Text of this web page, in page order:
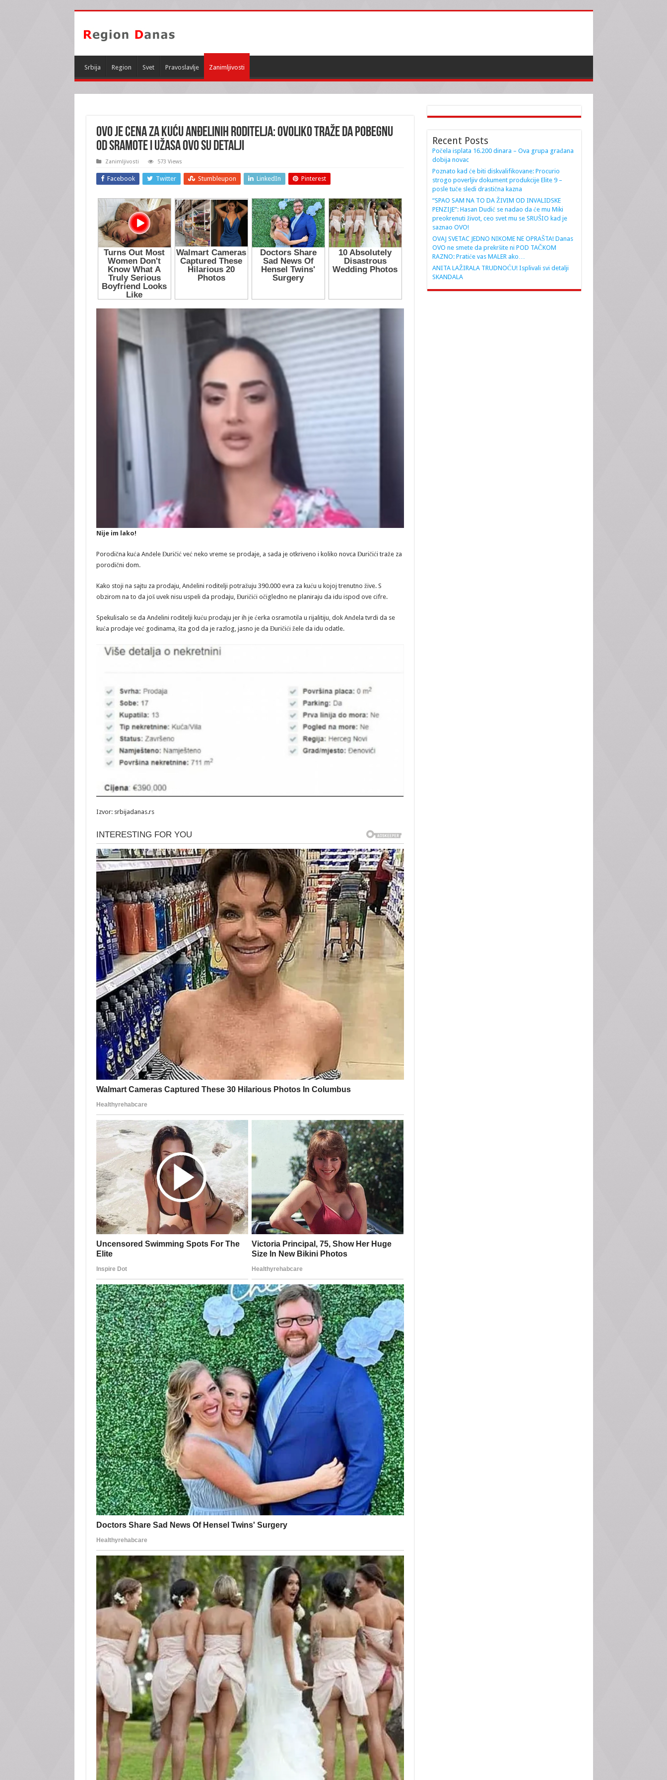
Srbija Region Svet Pravoslavlje Zanimljivosti
OVO JE CENA ZA KUĆU ANĐELINIH RODITELJA: Ovoliko traže da pobegnu
od sramote i užasa OVO SU DETALJI
Zanimljivosti 573 Views
Facebook Twitter Stumbleupon LinkedIn Pinterest
Nije im lako!
Porodična kuća Anđele Đuričić već neko vreme se prodaje, a sada je otkriveno i koliko novca Đuričići traže za
porodični dom.
Kako stoji na sajtu za prodaju, Anđelini roditelji potražuju 390.000 evra za kuću u kojoj trenutno žive. S
obzirom na to da još uvek nisu uspeli da prodaju, Đuričići očigledno ne planiraju da idu ispod ove cifre.
Spekulisalo se da Anđelini roditelji kuću prodaju jer ih je ćerka osramotila u rijalitiju, dok Anđela tvrdi da se
kuća prodaje već godinama, šta god da je razlog, jasno je da Đuričići žele da idu odatle.
Izvor: srbijadanas.rs
Recent Posts
Počela isplata 16.200 dinara – Ova grupa građana
dobija novac
Poznato kad će biti diskvalifikovane: Procurio
strogo poverljiv dokument produkcije Elite 9 –
posle tuče sledi drastična kazna
“SPAO SAM NA TO DA ŽIVIM OD INVALIDSKE
PENZIJE”: Hasan Dudić se nadao da će mu Miki
preokrenuti život, ceo svet mu se SRUŠIO kad je
saznao OVO!
OVAJ SVETAC JEDNO NIKOME NE OPRAŠTA! Danas
OVO ne smete da prekršite ni POD TAČKOM
RAZNO: Pratiće vas MALER ako…
ANITA LAŽIRALA TRUDNOĆU! Isplivali svi detalji
SKANDALA